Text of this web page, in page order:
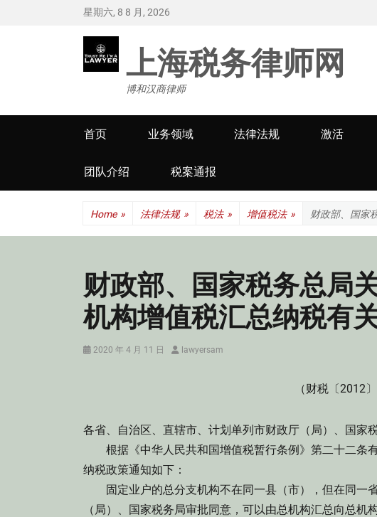
星期六, 8 8 月, 2026
上海税务律师网
博和汉商律师
Primary
menu
首页 业务领域 法律法规 激活
团队介绍 税案通报
Home » 法律法规 » 税法 » 增值税法 » 财政部、国家
财政部、国家税务总局
机构增值税汇总纳税有
Posted
2020 年 4 月 11 日 Authorlawyersam
（财税〔2012〕
各省、自治区、直辖市、计划单列市财政厅（局）、国
根据《中华人民共和国增值税暂行条例》第二十二条
纳税政策通知如下：
固定业户的总分支机构不在同一县（市），但在同一
（局）、国家税务局审批同意，可以由总机构汇总向总机